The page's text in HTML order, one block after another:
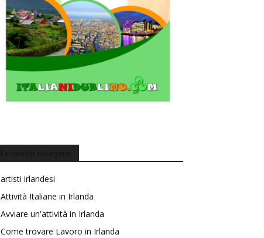
artisti irlandesi
Attività Italiane in Irlanda
Avviare un'attività in Irlanda
Come trovare Lavoro in Irlanda